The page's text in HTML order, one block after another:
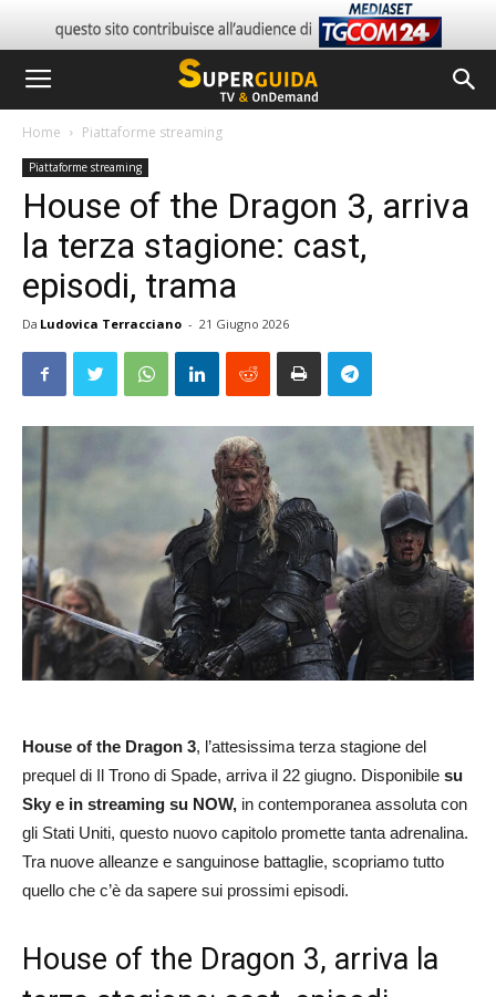
Home Piattaforme streaming
Piattaforme streaming
House of the Dragon 3, arriva
la terza stagione: cast,
episodi, trama
Da Ludovica Terracciano - 21 Giugno 2026
House of the Dragon 3, l’attesissima terza stagione del
prequel di Il Trono di Spade, arriva il 22 giugno. Disponibile su
Sky e in streaming su NOW, in contemporanea assoluta con
gli Stati Uniti, questo nuovo capitolo promette tanta adrenalina.
Tra nuove alleanze e sanguinose battaglie, scopriamo tutto
quello che c’è da sapere sui prossimi episodi.
House of the Dragon 3, arriva la